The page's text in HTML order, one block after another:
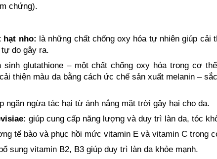
chứng).
hạt nho: là những chất chống oxy hóa tự nhiên giúp cải
do gây ra.
sinh glutathione – một chất chống oxy hóa trong cơ
thiện màu da bằng cách ức chế sản xuất melanin –
ngừa tác hại từ ánh nắng mặt trời gây hại cho da.
giúp cung cấp năng lượng và duy trì làn da, tóc
tế bào và phục hồi mức vitamin E và vitamin C trong
sung vitamin B2, B3 giúp duy trì làn da khỏe mạnh.